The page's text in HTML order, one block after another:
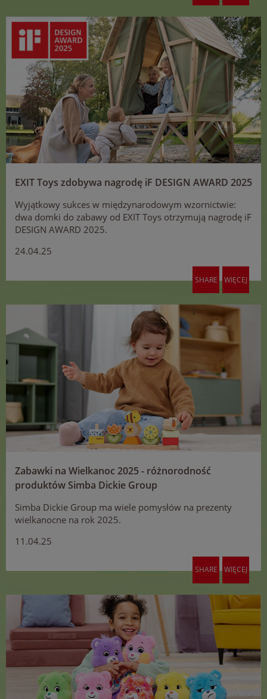
EXIT Toys zdobywa nagrodę iF DESIGN AWARD 2025
Wyjątkowy sukces w międzynarodowym wzornictwie:
dwa domki do zabawy od EXIT Toys otrzymują nagrodę iF
DESIGN AWARD 2025.
24.04.25
SHARE WIĘCEJ
Zabawki na Wielkanoc 2025 - różnorodność
produktów Simba Dickie Group
Simba Dickie Group ma wiele pomysłów na prezenty
wielkanocne na rok 2025.
11.04.25
SHARE WIĘCEJ